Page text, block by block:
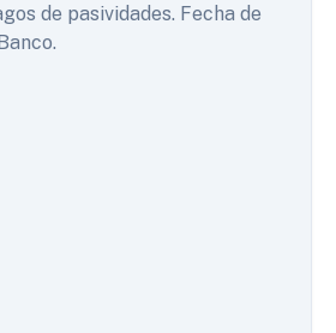
de pasividades. Fecha de